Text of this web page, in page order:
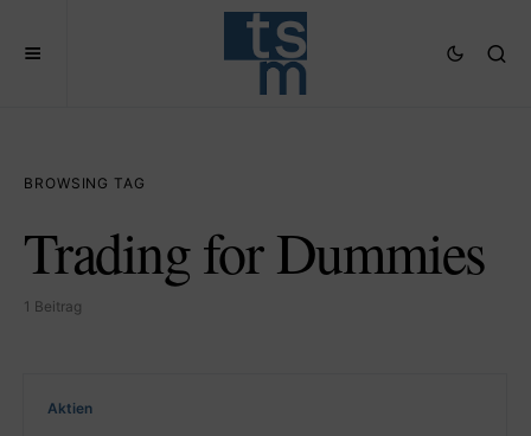
BROWSING TAG
Trading for Dummies
1 Beitrag
Aktien